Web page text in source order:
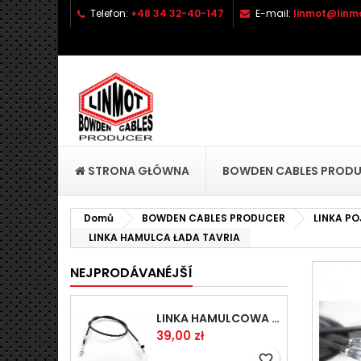
Telefon: +48 34 32-40-147 E-mail:
STRONA GŁÓWNA BOWDEN CABLES
Domů BOWDEN CABLES PRODUCER LINKA
LINKA HAMULCA ŁADA TAVRIA
NEJPRODÁVANÉJŠÍ
LINKA HAMULCOWA PRZYCZEPY KNOTT 1440/1230 33921-1.14
Cena
39,00 zł